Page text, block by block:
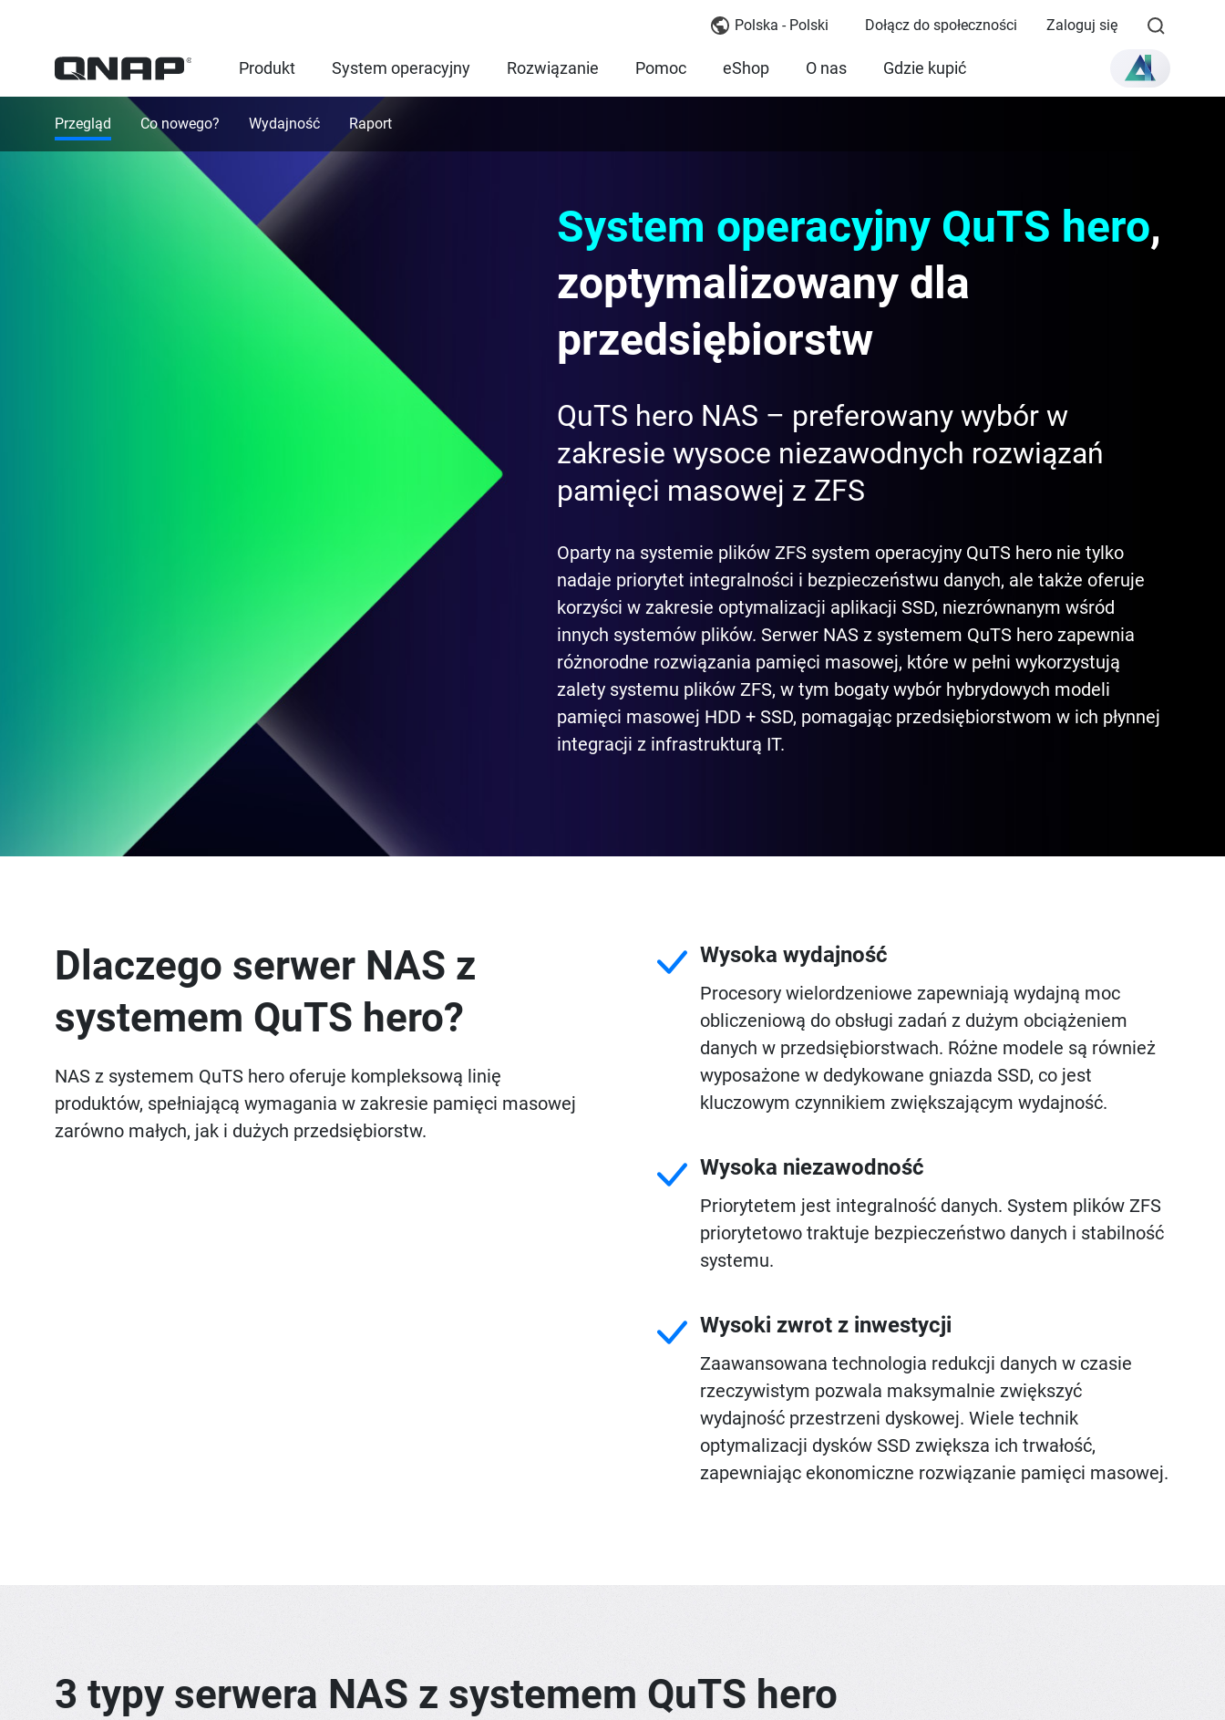
Polska - Polski Dołącz do społeczności Zaloguj się
Produkt System operacyjny Rozwiązanie Pomoc eShop O nas Gdzie kupić
Przegląd Co nowego? Wydajność Raport
System operacyjny QuTS hero,
zoptymalizowany dla
przedsiębiorstw
QuTS hero NAS – preferowany wybór w
zakresie wysoce niezawodnych rozwiązań
pamięci masowej z ZFS
Oparty na systemie plików ZFS system operacyjny QuTS hero nie tylko
nadaje priorytet integralności i bezpieczeństwu danych, ale także oferuje
korzyści w zakresie optymalizacji aplikacji SSD, niezrównanym wśród
innych systemów plików. Serwer NAS z systemem QuTS hero zapewnia
różnorodne rozwiązania pamięci masowej, które w pełni wykorzystują
zalety systemu plików ZFS, w tym bogaty wybór hybrydowych modeli
pamięci masowej HDD + SSD, pomagając przedsiębiorstwom w ich płynnej
integracji z infrastrukturą IT.
Dlaczego serwer NAS z
systemem QuTS hero?
NAS z systemem QuTS hero oferuje kompleksową linię
produktów, spełniającą wymagania w zakresie pamięci masowej
zarówno małych, jak i dużych przedsiębiorstw.
Wysoka wydajność
Procesory wielordzeniowe zapewniają wydajną moc
obliczeniową do obsługi zadań z dużym obciążeniem
danych w przedsiębiorstwach. Różne modele są również
wyposażone w dedykowane gniazda SSD, co jest
kluczowym czynnikiem zwiększającym wydajność.
Wysoka niezawodność
Priorytetem jest integralność danych. System plików ZFS
priorytetowo traktuje bezpieczeństwo danych i stabilność
systemu.
Wysoki zwrot z inwestycji
Zaawansowana technologia redukcji danych w czasie
rzeczywistym pozwala maksymalnie zwiększyć
wydajność przestrzeni dyskowej. Wiele technik
optymalizacji dysków SSD zwiększa ich trwałość,
zapewniając ekonomiczne rozwiązanie pamięci masowej.
3 typy serwera NAS z systemem QuTS hero